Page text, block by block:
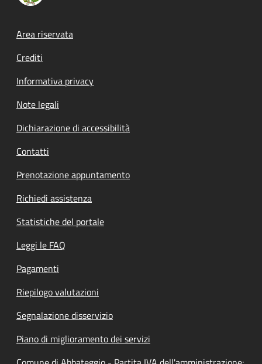
Footer menu
Area riservata
Crediti
Informativa privacy
Note legali
Dichiarazione di accessibilità
Contatti
Prenotazione appuntamento
Richiedi assistenza
Statistiche del portale
Leggi le FAQ
Pagamenti
Riepilogo valutazioni
Segnalazione disservizio
Piano di miglioramento dei servizi